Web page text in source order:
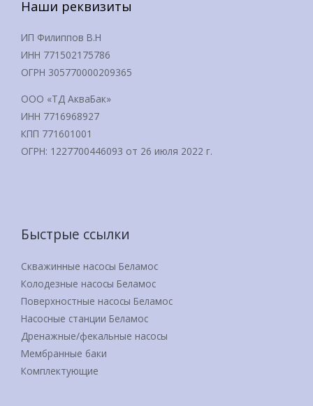
Наши реквизиты
ИП Филиппов В.Н
ИНН 771502175786
ОГРН 305770000209365
ООО «ТД АкваБак»
ИНН 7716968927
КПП 771601001
ОГРН: 1227700446093 от 26 июля 2022 г.
Быстрые ссылки
Скважинные насосы Беламос
Колодезные насосы Беламос
Поверхностные насосы Беламос
Насосные станции Беламос
Дренажные/фекальные насосы
Мембранные баки
Комплектующие